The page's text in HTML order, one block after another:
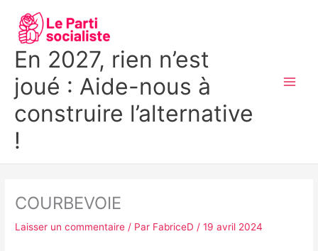
contenu
En 2027, rien n’est
joué : Aide-nous à
construire l’alternative
!
COURBEVOIE
Laisser un commentaire / Par FabriceD/19 avril 2024